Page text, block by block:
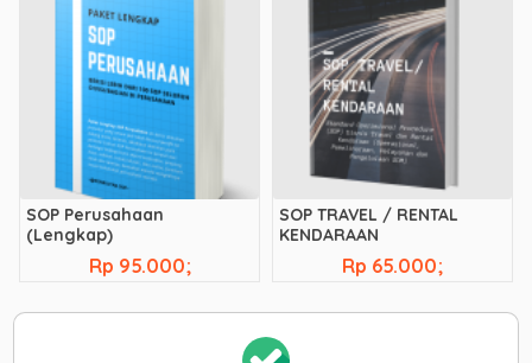
SOP Perusahaan
(Lengkap)
Rp 95.000;
SOP TRAVEL / RENTAL
KENDARAAN
Rp 65.000;